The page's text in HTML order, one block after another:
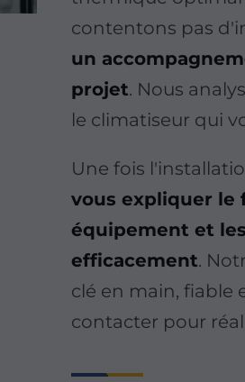
contentons pas
un
projet. Nous
le climatiseur qui
Une fois
vous expliquer le
équipement et
efficacement.
clé en main, fiable
contacter pour